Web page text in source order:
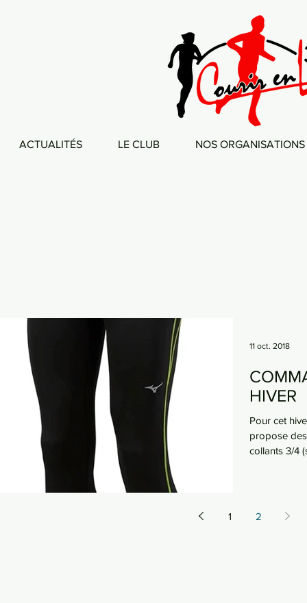
ACTUALITÉS LE CLUB NOS ORGANISATIONS
HIVER
Pour cet
propose
collants 3/4
11 oct. 2018
1 2